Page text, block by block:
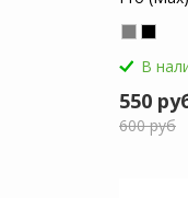
В
550
600 руб